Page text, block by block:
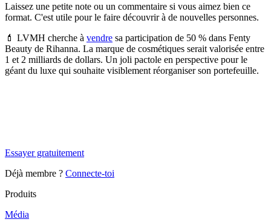
Laissez une petite note ou un commentaire si vous aimez bien ce
format. C'est utile pour le faire découvrir à de nouvelles personnes.
💄 LVMH cherche à vendre sa participation de 50 % dans Fenty
Beauty de Rihanna. La marque de cosmétiques serait valorisée entre
1 et 2 milliards de dollars. Un joli pactole en perspective pour le
géant du luxe qui souhaite visiblement réorganiser son portefeuille.
Essayer gratuitement
Déjà membre ? Connecte-toi
Produits
Média